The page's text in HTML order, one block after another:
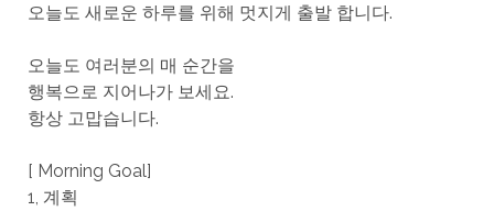
오늘도 새로운 하루를 위해 멋지게 출발 합니다.
오늘도 여러분의 매 순간을
행복으로 지어나가 보세요.
항상 고맙습니다.
[ Morning Goal]
1, 계획